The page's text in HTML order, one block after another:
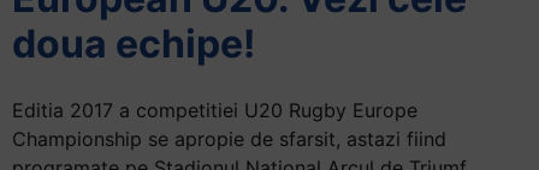
Accessibility
reader,
press
"Ctrl
doua echipe!
Editia 2017 a competitiei U20 Rugby Europe
Championship se apropie de sfarsit, astazi fiind